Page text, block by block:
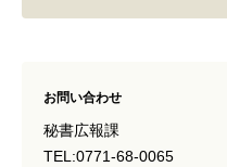
お問い合わせ
秘書広報課
TEL:0771-68-0065